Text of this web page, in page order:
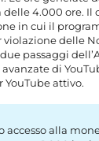
4.000 ore. Il
in cui il
violazione delle
passaggi
di
YouTube attivo.
accesso alla